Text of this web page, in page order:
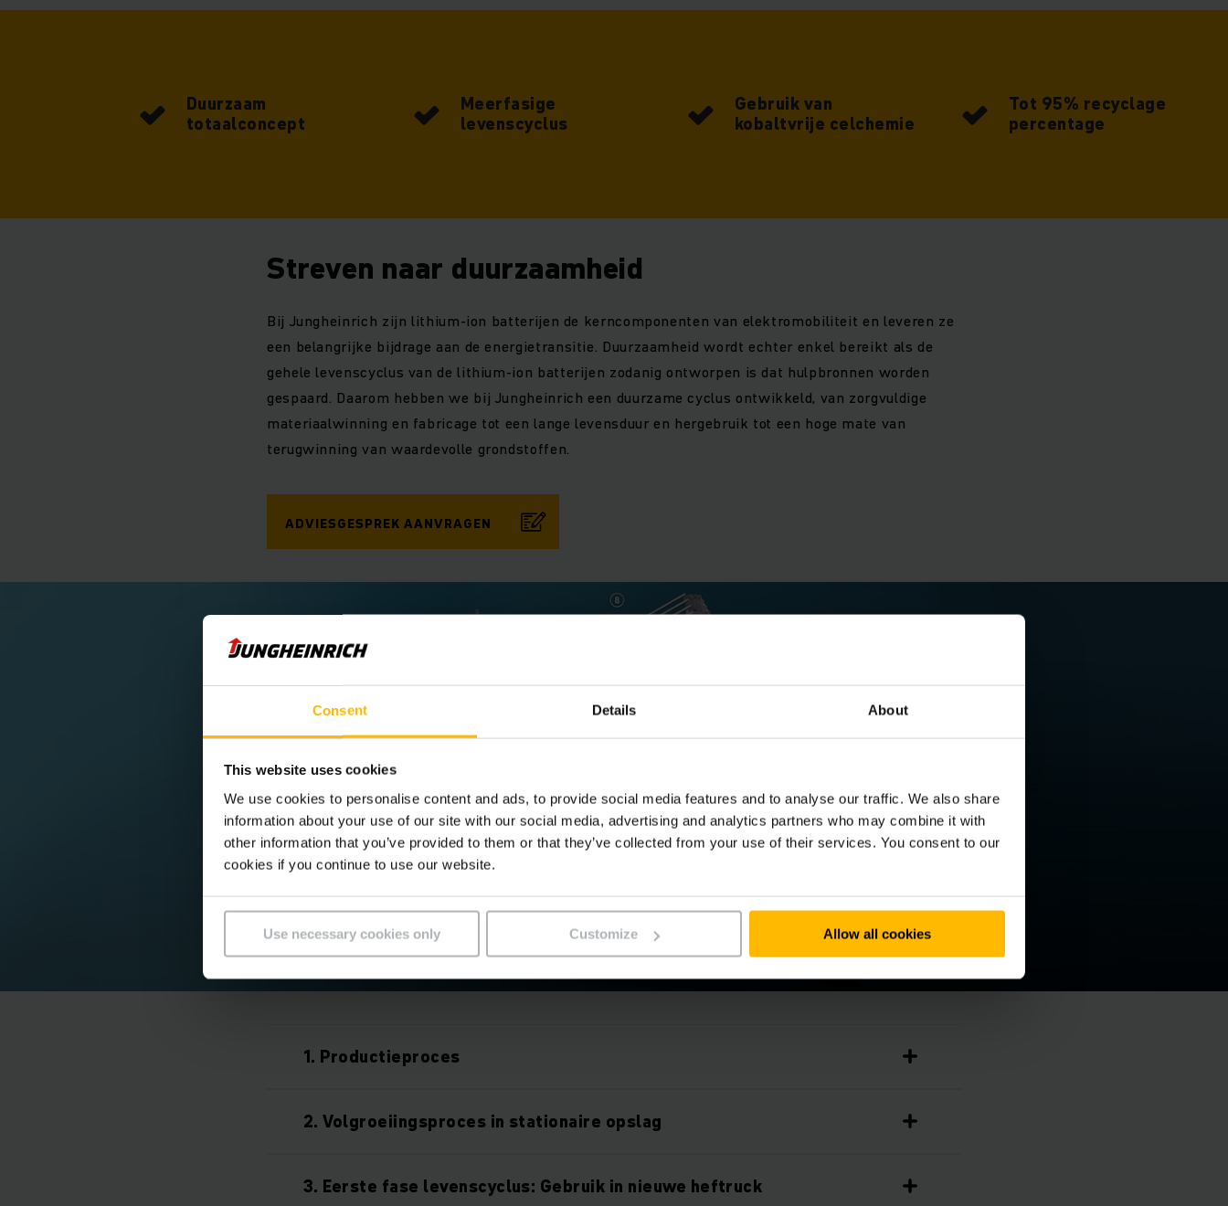
Consent Details About
This website uses cookies
We use cookies to personalise content and ads, to provide social media features and to analyse our traffic. We also share
information about your use of our site with our social media, advertising and analytics partners who may combine it with
other information that you’ve provided to them or that they’ve collected from your use of their services. You consent to our
cookies if you continue to use our website.
Use necessary cookies only Customize Allow all cookies
Duurzaam
totaalconcept
Meerfasige
levenscyclus
Gebruik van
kobaltvrije celchemie
Tot 95% recyclage
percentage
Streven naar duurzaamheid
Bij Jungheinrich zijn lithium-ion batterijen de kerncomponenten van elektromobiliteit en leveren ze
een belangrijke bijdrage aan de energietransitie. Duurzaamheid wordt echter enkel bereikt als de
gehele levenscyclus van de lithium-ion batterijen zodanig ontworpen is dat hulpbronnen worden
gespaard. Daarom hebben we bij Jungheinrich een duurzame cyclus ontwikkeld, van zorgvuldige
materiaalwinning en fabricage tot een lange levensduur en hergebruik tot een hoge mate van
terugwinning van waardevolle grondstoffen.
ADVIESGESPREK AANVRAGEN
1. Productieproces
2. Volgroeiingsproces in stationaire opslag
3. Eerste fase levenscyclus: Gebruik in nieuwe heftruck